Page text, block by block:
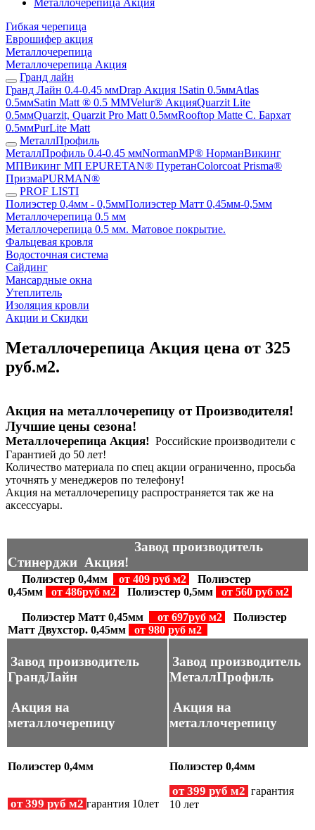
Металлочерепица Акция
Гибкая черепица
Еврошифер акция
Металлочерепица
Металлочерепица Акция
Гранд лайн
Гранд Лайн 0.4-0.45 ммDrap Акция !Satin 0.5ммAtlas
0.5ммSatin Matt ® 0.5 ММVelur® АкцияQuarzit Lite
0.5ммQuarzit, Quarzit Pro Matt 0.5ммRooftop Matte С. Бархат
0.5ммPurLite Mаtt
МеталлПрофиль
МеталлПрофиль 0.4-0.45 ммNormanMP® НорманВикинг
МПВикинг МП ЕPURETAN® ПуретанColorcoat Prisma®
ПризмаPURMAN®
PROF LISTI
Полиэстер 0,4мм - 0,5ммПолиэстер Матт 0,45мм-0,5мм
Металлочерепица 0.5 мм
Металлочерепица 0.5 мм. Матовое покрытие.
Фальцевая кровля
Водосточная система
Сайдинг
Мансардные окна
Утеплитель
Изоляция кровли
Акции и Скидки
Металлочерепица Акция цена от 325
руб.м2.
Акция на металлочерепицу от Производителя!
Лучшие цены сезона!
Металлочерепица Акция! Российские производители с
Гарантией до 50 лет!
Количество материала по спец акции ограниченно, просьба
уточнять у менеджеров по телефону!
Акция на металлочерепицу распространяется так же на
аксессуары.
Завод производитель
Стинерджи Акция!
Полиэстер 0,4мм от 409 руб м2
Полиэстер
0,45мм
от 486руб м2 Полиэстер 0,5мм от 560 руб м2
Полиэстер Матт 0,45мм от 697руб м2
Полиэстер
Матт Двухстор. 0,45мм
от 980 руб м2
Завод производитель
ГрандЛайн
Акция на
металлочерепицу
Завод производитель
МеталлПрофиль
Акция на
металлочерепицу
Полиэстер 0,4мм
от 399 руб м2 гарантия 10лет
Полиэстер 0,4мм
от 399 руб м2 гарантия
10 лет